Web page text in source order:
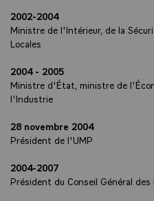
2002-2004
Ministre de l'Intérieur, de la
Locales
2004 - 2005
Ministre d'État, ministre de
l'Industrie
28 novembre 2004
Président de l'UMP
2004-2007
Président du Conseil Général des